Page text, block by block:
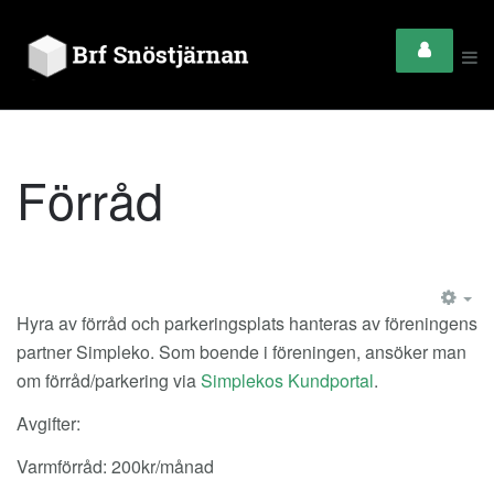
Förråd
Hyra av förråd och parkeringsplats hanteras av föreningens
partner Simpleko. Som boende i föreningen, ansöker man
om förråd/parkering viaSimplekos Kundportal.
Avgifter:
Varmförråd: 200kr/månad